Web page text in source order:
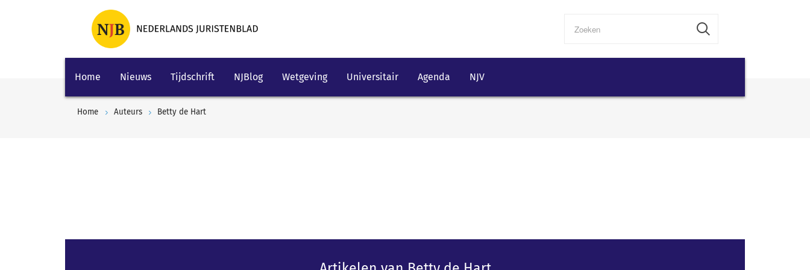
Home Nieuws Tijdschrift NJBlog Wetgeving Universitair Agenda NJV
Home Auteurs Betty de Hart